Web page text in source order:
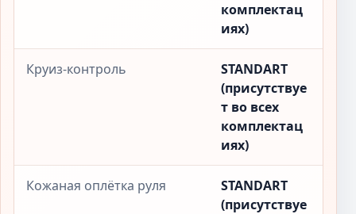
комплектац
иях)
Круиз-контроль
STANDART
(присутствуе
т во всех
комплектац
иях)
Кожаная оплётка руля
STANDART
(присутствуе